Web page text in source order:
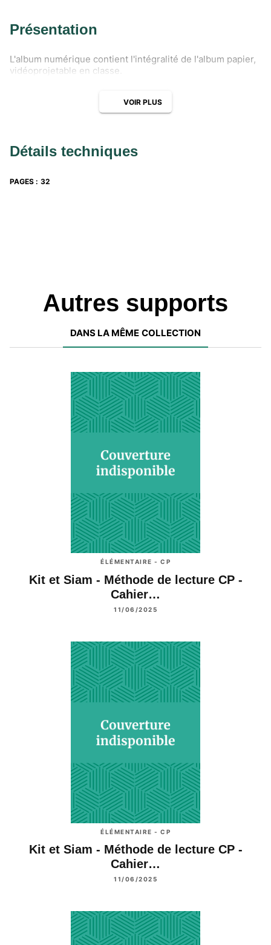
Présentation
L'album numérique contient l'intégralité de l'album papier,
vidéoprojetable en classe.
VOIR PLUS
Détails techniques
PAGES : 32
Autres supports
DANS LA MÊME COLLECTION
ÉLÉMENTAIRE - CP
Kit et Siam - Méthode de lecture CP -
Cahier…
11/06/2025
ÉLÉMENTAIRE - CP
Kit et Siam - Méthode de lecture CP -
Cahier…
11/06/2025